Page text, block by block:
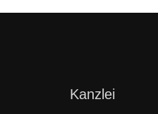
Navigation
Kanzlei